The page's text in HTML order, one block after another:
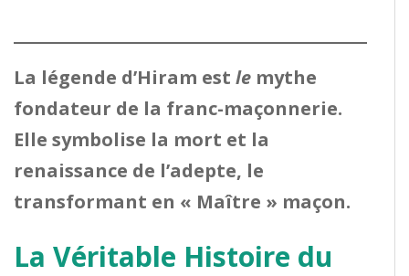
La légende d’Hiram est le mythe
fondateur de la franc-maçonnerie.
Elle symbolise la mort et la
renaissance de l’adepte, le
transformant en « Maître » maçon.
La Véritable Histoire du